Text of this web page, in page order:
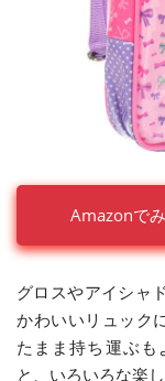
Amazonで
グロスやアイシャ
かわいいリュック
たまま持ち運ぶも
と、いろいろな楽